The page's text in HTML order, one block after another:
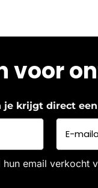
voor
je krijgt direct
hun email verkocht